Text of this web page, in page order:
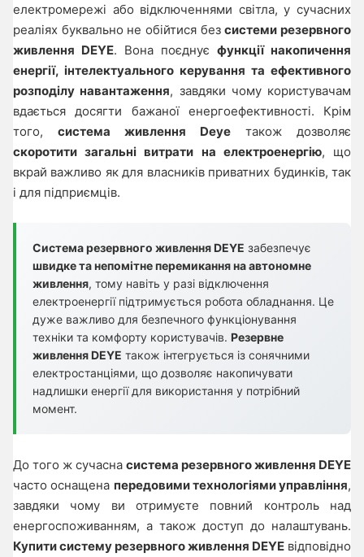
електромережі або відключеннями світла, у сучасних
реаліях буквально не обійтися безсистеми резервного
живлення DEYE. Вона поєднує функції накопичення
енергії, інтелектуального керування та ефективного
розподілу навантаження, завдяки чому користувачам
вдається досягти бажаної енергоефективності. Крім
того, система живлення Deye також дозволяє
скоротити загальні витрати на електроенергію, що
вкрай важливо як для власників приватних будинків, так
і для підприємців.
Система резервного живлення DEYE забезпечує
швидке та непомітне перемикання на автономне
живлення, тому навіть у разі відключення
електроенергії підтримується робота обладнання. Це
дуже важливо для безпечного функціонування
техніки та комфорту користувачів. Резервне
живлення DEYE також інтегрується із сонячними
електростанціями, що дозволяє накопичувати
надлишки енергії для використання у потрібний
момент.
До того ж сучасна система резервного живлення DEYE
часто оснащена передовими технологіями управління,
завдяки чому ви отримуєте повний контроль над
енергоспоживанням, а також доступ до налаштувань.
Купити систему резервного живлення DEYE відповідно